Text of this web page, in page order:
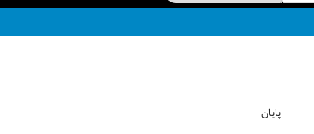
پایان